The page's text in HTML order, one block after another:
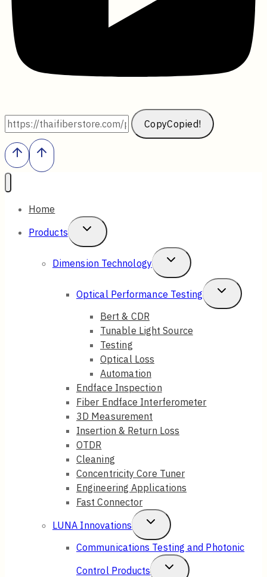
CopyCopied!
Home
Products
Toggle
Child
Menu
Dimension Technology
Toggle
Child
Menu
Optical Performance Testing
Toggle
Child
Bert & CDR
Tunable Light Source
Testing
Optical Loss
Automation
Endface Inspection
Fiber Endface Interferometer
3D Measurement
Insertion & Return Loss
OTDR
Cleaning
Concentricity Core Tuner
Engineering Applications
Fast Connector
LUNA Innovations
Toggle
Child
Menu
Communications Testing and Photonic
Control Products
Toggle